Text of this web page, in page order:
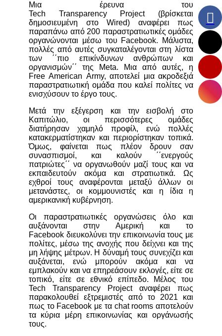
Μια έρευνα του
Tech Transparency Project (βρίσκεται
δημοσιευμένη στο Wired) αναφέρει πως
παραπάνω από 200 παραστρατιωτικές ομάδες
οργανώνονται μέσω του Facebook. Μάλιστα,
πολλές από αυτές συγκαταλέγονται στη λίστα
των ΄΄πιο επικίνδυνων ανθρώπων και
οργανισμών΄΄ της Meta. Μια από αυτές, η
Free American Army, αποτελεί μια ακροδεξιά
παραστρατιωτική ομάδα που καλεί πολίτες να
ενισχύσουν το έργο τους.
Μετά την εξέγερση και την εισβολή στο
Καπιτώλιο, οι περισσότερες ομάδες
διατήρησαν χαμηλό προφίλ, ενώ πολλές
κατακερματίστηκαν και περιορίστηκαν τοπικά.
Όμως, φαίνεται πως πλέον δρουν σαν
συνασπισμοί, και καλούν ΄΄ενεργούς
πατριώτες΄΄ να οργανωθούν μαζί τους και να
εκπαιδευτούν ακόμα και στρατιωτικά. Ως
εχθροί τους αναφέρονται μεταξύ άλλων οι
μετανάστες, οι κομμουνιστές και η ίδια η
αμερικανική κυβέρνηση.
Οι παραστρατιωτικές οργανώσεις όλο και
αυξάνονται στην Αμερική και το
Facebook διευκολύνει την επικοινωνία τους με
πολίτες, μέσω της ανοχής που δείχνει και της
μη λήψης μέτρων. Η δύναμή τους συνεχίζει και
αυξάνεται, ενώ μπορούν ακόμα και να
εμπλακούν και να επηρεάσουν εκλογές, είτε σε
τοπικό, είτε σε εθνικό επίπεδο. Μέλος του
Tech Transparency Project αναφέρει πως
παρακολουθεί εξτρεμιστές από το 2021 και
πως το Facebook με τα chat rooms αποτελούν
τα κύρια μέρη επικοινωνίας και οργάνωσής
τους.